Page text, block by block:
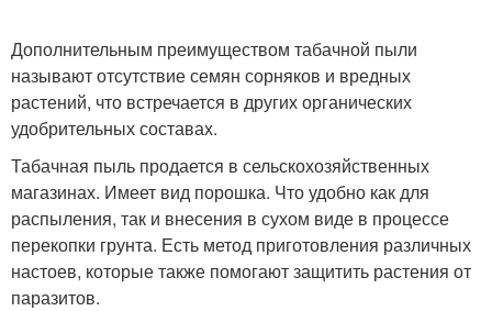
Дополнительным преимуществом табачной пыли
называют отсутствие семян сорняков и вредных
растений, что встречается в других органических
удобрительных составах.
Табачная пыль продается в сельскохозяйственных
магазинах. Имеет вид порошка. Что удобно как для
распыления, так и внесения в сухом виде в процессе
перекопки грунта. Есть метод приготовления различных
настоев, которые также помогают защитить растения от
паразитов.